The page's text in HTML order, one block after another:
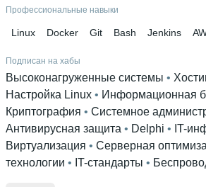
Профессиональные навыки
Linux Docker Git Bash Jenkins
Подписан на хабы
Высоконагруженные системы •
Настройка Linux • Информационная
Криптография • Системное
Антивирусная защита • Delphi • IT-
Виртуализация • Серверная
технологии • IT-стандарты •